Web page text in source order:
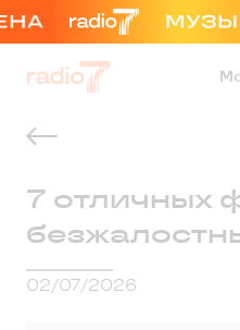
7 отличных
02/07/2026